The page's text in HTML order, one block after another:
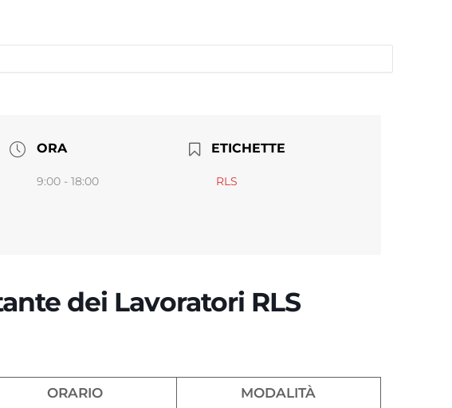
ORA
9:00 - 18:00
ETICHETTE
RLS
dei Lavoratori RLS
ORARIO MODALITÀ